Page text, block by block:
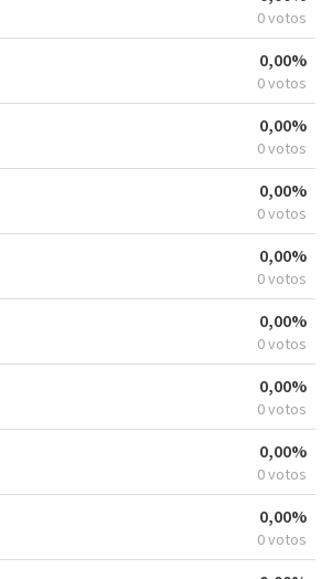
0 votos
0,00%
0 votos
0,00%
0 votos
0,00%
0 votos
0,00%
0 votos
0,00%
0 votos
0,00%
0 votos
0,00%
0 votos
0,00%
0 votos